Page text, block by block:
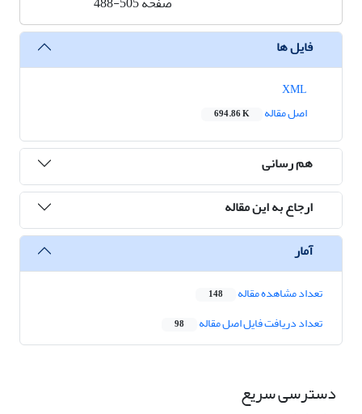
فایل ها
اصل مقاله
694.86 K
هم رسانی
ارجاع به این مقاله
آمار
تعداد مشاهده مقاله 148
تعداد دریافت فایل اصل مقاله 98
دسترسی سریع